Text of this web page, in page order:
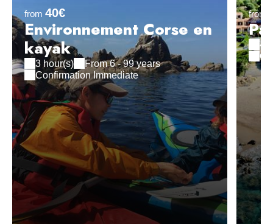
from 40€
Environnement Corse en
kayak
3 hour(s)
From 6 - 99 years
Confirmation Immediate
from
4